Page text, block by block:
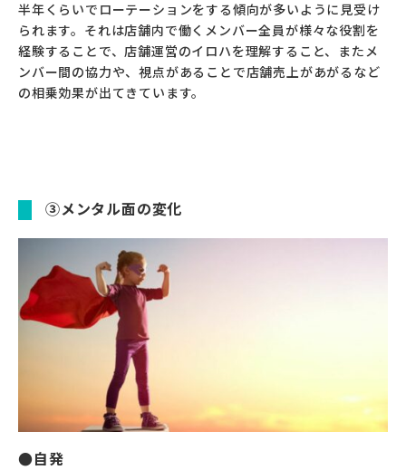
半年くらいでローテーションをする傾向が多いように見受け
られます。それは店舗内で働くメンバー全員が様々な役割を
経験することで、店舗運営のイロハを理解すること、またメ
ンバー間の協力や、視点があることで店舗売上があがるなど
の相乗効果が出てきています。
③メンタル面の変化
自発